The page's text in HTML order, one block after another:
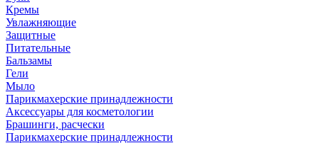
Кремы
Увлажняющие
Защитные
Питательные
Бальзамы
Гели
Мыло
Парикмахерские принадлежности
Аксессуары для косметологии
Брашинги, расчески
Парикмахерские принадлежности